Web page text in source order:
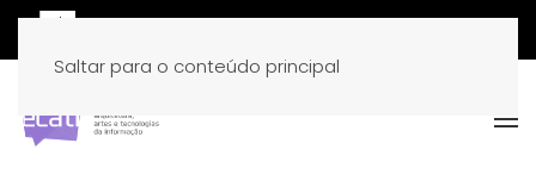
Saltar para o conteúdo principal